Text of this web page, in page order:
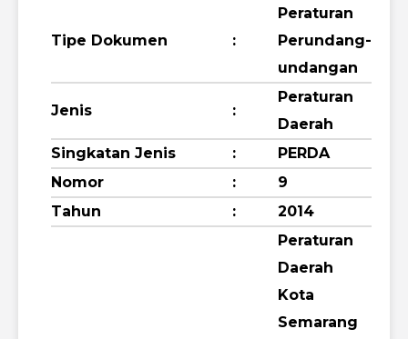
Tipe Dokumen :
Peraturan
Perundang-
undangan
Jenis :
Peraturan
Daerah
Singkatan Jenis
:
PERDA
Nomor
:
9
Tahun
: 2014
Peraturan
Daerah
Kota
Semarang